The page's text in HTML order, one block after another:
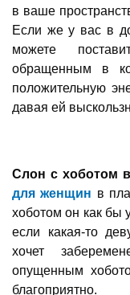
в ваше
Если же у вас в
можете
обращенным в
положительную
давая ей
Слон с хоботом
для женщин в
хоботом он как бы
если какая-то
хочет
опущенным
благоприятно.